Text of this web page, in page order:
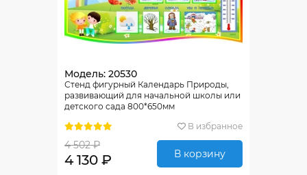
Модель: 20530
Стенд фигурный Календарь Природы,
развивающий для начальной школы или
детского сада 800*650мм
В избранное
4 502 ₽
4 130 ₽ В корзину